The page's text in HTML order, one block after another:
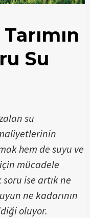
Su
su
hem de suyu ve
mücadele
ise artık ne
ne kadarının
oluyor.